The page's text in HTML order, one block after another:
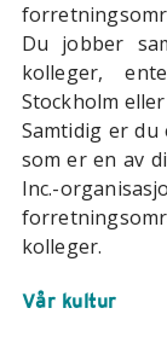
Du jobber
kolleger,
Stockholm
Samtidig er du
som er en av
Inc.-
kolleger.
Vår kultur